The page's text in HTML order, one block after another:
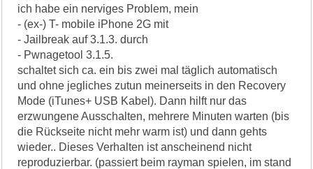
ich habe ein nerviges Problem, mein
- (ex-) T- mobile iPhone 2G mit
- Jailbreak auf 3.1.3. durch
- Pwnagetool 3.1.5.
schaltet sich ca. ein bis zwei mal täglich automatisch
und ohne jegliches zutun meinerseits in den Recovery
Mode (iTunes+ USB Kabel). Dann hilft nur das
erzwungene Ausschalten, mehrere Minuten warten (bis
die Rückseite nicht mehr warm ist) und dann gehts
wieder.. Dieses Verhalten ist anscheinend nicht
reproduzierbar. (passiert beim rayman spielen, im stand